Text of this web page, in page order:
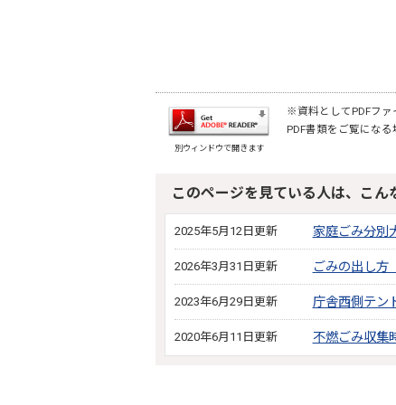
別ウィンドウで開きます
※資料としてPDFファ
PDF書類をご覧にな
このページを見ている人は、こん
2025年5月12日更新 家庭ごみ分別
2026年3月31日更新 ごみの出し
2023年6月29日更新 庁舎西側テン
2020年6月11日更新 不燃ごみ収集